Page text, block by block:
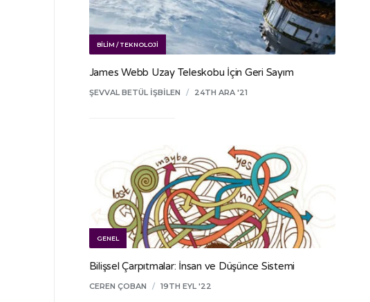
BILIM / TEKNOLOJI
James Webb Uzay Teleskobu İçin Geri Sayım
ŞEVVAL BETÜL İŞBILEN / 24TH ARA '21
GENEL
Bilişsel Çarpıtmalar: İnsan ve Düşünce Sistemi
CEREN ÇOBAN / 19TH EYL '22